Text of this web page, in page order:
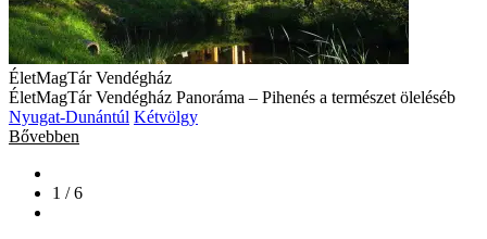
ÉletMagTár Vendégház
ÉletMagTár Vendégház Panoráma – Pihenés a természet öleléséb
Nyugat-Dunántúl Kétvölgy
Bővebben
1 / 6